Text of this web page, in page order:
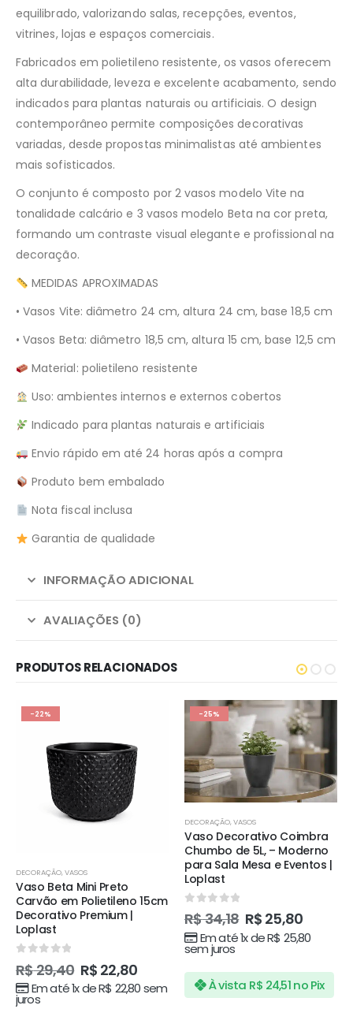
equilibrado, valorizando salas, recepções, eventos,
vitrines, lojas e espaços comerciais.
Fabricados em polietileno resistente, os vasos oferecem
alta durabilidade, leveza e excelente acabamento, sendo
indicados para plantas naturais ou artificiais. O design
contemporâneo permite composições decorativas
variadas, desde propostas minimalistas até ambientes
mais sofisticados.
O conjunto é composto por 2 vasos modelo Vite na
tonalidade calcário e 3 vasos modelo Beta na cor preta,
formando um contraste visual elegante e profissional na
decoração.
MEDIDAS APROXIMADAS
• Vasos Vite: diâmetro 24 cm, altura 24 cm, base 18,5 cm
• Vasos Beta: diâmetro 18,5 cm, altura 15 cm, base 12,5 cm
Material: polietileno resistente
Uso: ambientes internos e externos cobertos
Indicado para plantas naturais e artificiais
Envio rápido em até 24 horas após a compra
Produto bem embalado
Nota fiscal inclusa
Garantia de qualidade
INFORMAÇÃO ADICIONAL
AVALIAÇÕES (0)
PRODUTOS RELACIONADOS
-22%
DECORAÇÃO,VASOS
Vaso Beta Mini Preto
Carvão em Polietileno 15cm
Decorativo Premium |
Loplast
de 5
R$29,40 R$ 22,80
Em até 1x deR$ 22,80sem
juros
-25%
DECORAÇÃO,VASOS
Vaso Decorativo Coimbra
Chumbo de 5L, – Moderno
para Sala Mesa e Eventos |
Loplast
de 5
R$34,18 R$ 25,80
Em até 1x deR$ 25,80
sem juros
À vista R$ 24,51 no Pix